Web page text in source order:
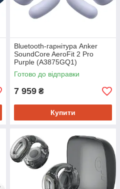
Bluetooth-гарнітура Anker
SoundCore AeroFit 2 Pro
Purple (A3875GQ1)
Готово до відправки
7 959 ₴
Купити